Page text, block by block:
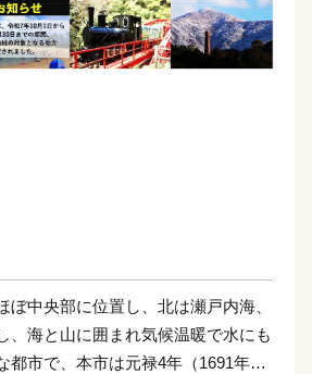
ぼ中央部に位置し、北は瀬戸内海、
、海と山に囲まれ気候温暖で水にも
都市で、本市は元禄4年（1691年）